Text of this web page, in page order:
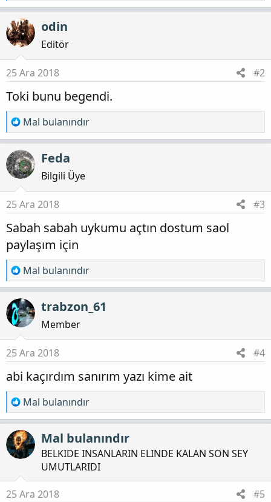
e
p
k
i
l
e
r
:
odin
Editör
25 Ara 2018 #2
Toki bunu begendi.
T
e
p
k
i
l
e
r
:
Mal bulanındır
Feda
Bilgili Üye
25 Ara 2018 #3
Sabah sabah uykumu açtın dostum saol
paylaşım için
T
e
p
k
i
l
e
r
Mal bulanındır
trabzon_61
Member
25 Ara 2018 #4
abi kaçırdım sanırım yazı kime ait
T
e
p
k
i
e
r
Mal bulanındır
Mal bulanındır
BELKIDE INSANLARIN ELINDE KALAN SON SEY
UMUTLARIDI
25 Ara 2018 #5